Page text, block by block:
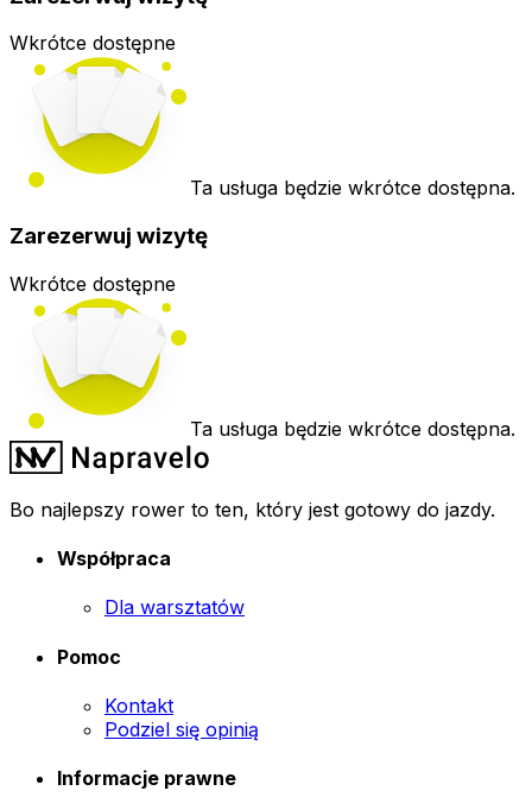
Wkrótce dostępne
Ta usługa będzie wkrótce dostępna.
Zarezerwuj wizytę
Wkrótce dostępne
Ta usługa będzie wkrótce dostępna.
Bo najlepszy rower to ten, który jest gotowy do jazdy.
Współpraca
Dla warsztatów
Pomoc
Kontakt
Podziel się opinią
Informacje prawne